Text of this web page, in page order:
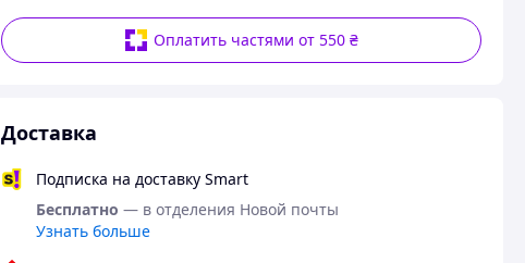
Оплатить частями от 550 ₴
Доставка
Подписка на доставку Smart
Бесплатно — в отделения Новой почты
Узнать больше